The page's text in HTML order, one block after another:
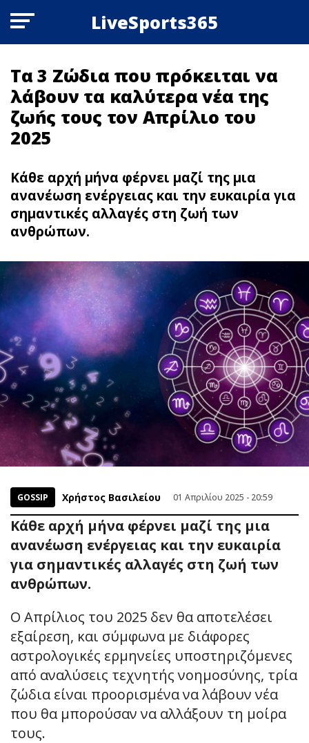
LiveSports365
Τα 3 Zώδια που πρóκειται να
λάβουν τα καλύτερα vέα της
ζωńς τους τον Aπρίλιο του
2025
Κάθε αρχή μήνα φέρνει μαζί της μια
ανανέωση ενέργειας και την ευκαιρία για
σημαντικές αλλαγές στη ζωή των
ανθρώπων.
GOSSIP Χρήστος Βασιλείου 01 Απριλίου 2025 - 20:59
Κάθε αρχή μήνα φέρνει μαζί της μια
ανανέωση ενέργειας και την ευκαιρία
για σημαντικές αλλαγές στη ζωή των
ανθρώπων.
Ο Απρίλιος του 2025 δεν θα αποτελέσει
εξαίρεση, και σύμφωνα με διάφορες
αστρολογικές ερμηνείες υποστηριζόμενες
από αναλύσεις τεχνητής νοημοσύνης, τρία
ζώδια είναι προορισμένα να λάβουν νέα
που θα μπορούσαν να αλλάξουν τη μοίρα
τους.